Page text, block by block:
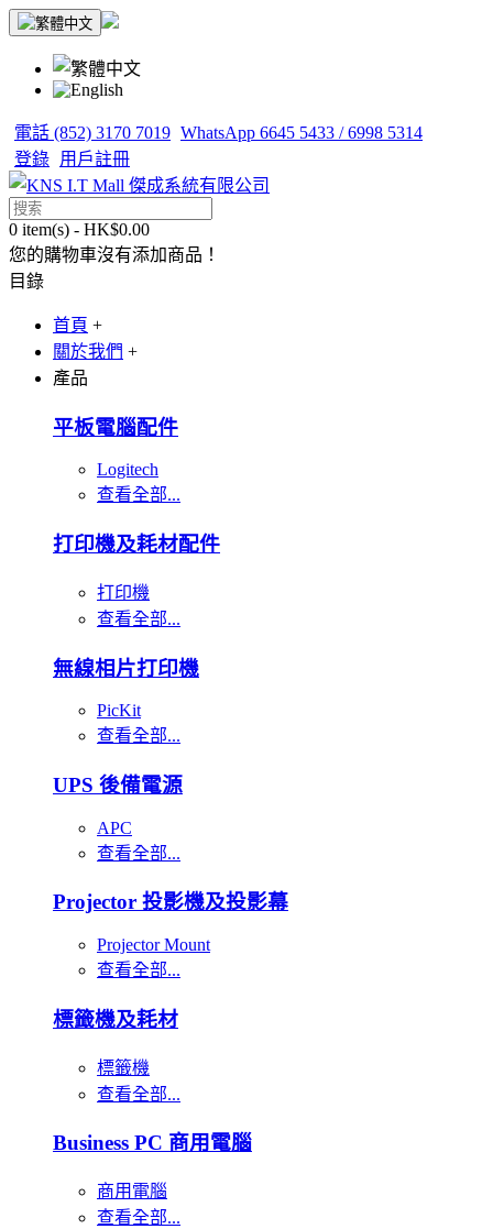
電話 (852) 3170 7019 WhatsApp 6645 5433 / 6998 5314
登錄 用戶註冊
0 item(s) - HK$0.00
您的購物車沒有添加商品！
目錄
首頁 +
關於我們 +
產品
平板電腦配件
Logitech
查看全部...
打印機及耗材配件
打印機
查看全部...
無線相片打印機
PicKit
查看全部...
UPS 後備電源
APC
查看全部...
Projector 投影機及投影幕
Projector Mount
查看全部...
標籤機及耗材
標籤機
查看全部...
Business PC 商用電腦
商用電腦
查看全部...